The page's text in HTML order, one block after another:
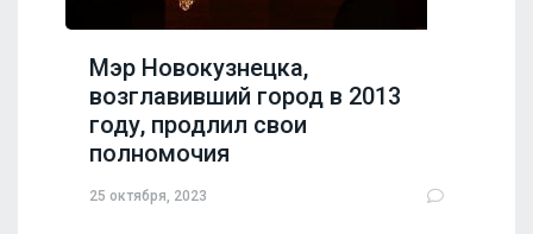
Мэр Новокузнецка,
возглавивший город в 2013
году, продлил свои
полномочия
25 октября, 2023